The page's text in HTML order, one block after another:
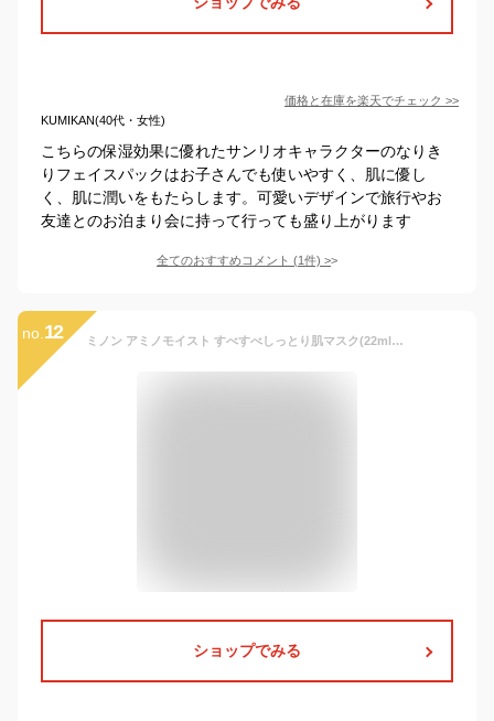
価格と在庫を楽天でチェック >>
KUMIKAN(40代・女性)
こちらの保湿効果に優れたサンリオキャラクターのなりき
りフェイスパックはお子さんでも使いやすく、肌に優し
く、肌に潤いをもたらします。可愛いデザインで旅行やお
友達とのお泊まり会に持って行っても盛り上がります
全てのおすすめコメント (1件) >
no. 12 ミノン アミノモイスト すべすべしっとり肌マスク(22ml*4枚入)【MINON(ミノン)】
ショップでみる